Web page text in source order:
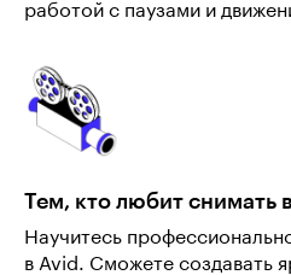
работой с паузами и
Тем, кто любит снимать
Научитесь
в Avid. Сможете создавать